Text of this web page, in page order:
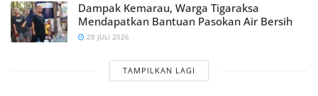
Dampak Kemarau, Warga Tigaraksa
Mendapatkan Bantuan Pasokan Air Bersih
28 JULI 2026
TAMPILKAN LAGI